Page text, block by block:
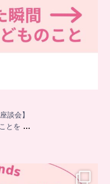
談会】
とを ...